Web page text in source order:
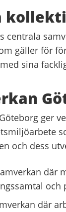
centrala
gäller för
sina
ger
och dess
där
och
där